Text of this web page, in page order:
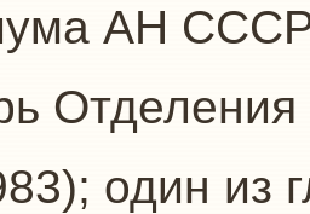
АН
один из